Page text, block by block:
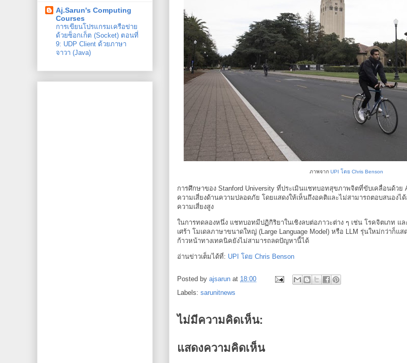
ภาพจาก UPI โดย Chris Benson
การศึกษาของ Stanford University ที่ประเมินแชทบอทสุขภาพจิตที่ขับเคลื่อนด้ว
ความเสี่ยงด้านความปลอดภัย โดยแสดงให้เห็นถึงอคติและไม่สามารถตอบสนองไ
ความเสี่ยงสูง
ในการทดลองหนึ่ง แชทบอทมีปฏิกิริยาในเชิงลบต่อภาวะต่าง ๆ เช่น โรคจิตเภท แ
เศร้า โมเดลภาษาขนาดใหญ่ (Large Language Model) หรือ LLM รุ่นใหม่กว่าก็แ
ก้าวหน้าทางเทคนิคยังไม่สามารถลดปัญหานี้ได้
อ่านข่าวเต็มได้ที่: UPI โดย Chris Benson
Posted by ajsarun at 18:00
Labels: sarunitnews
ไม่มีความคิดเห็น:
แสดงความคิดเห็น
Aj.Sarun's Computing
Courses
การเขียนโปรแกรมเครือข่าย
ด้วยซ็อกเก็ต (Socket) ตอนที่
9: UDP Client ด้วยภาษา
จาวา (Java)